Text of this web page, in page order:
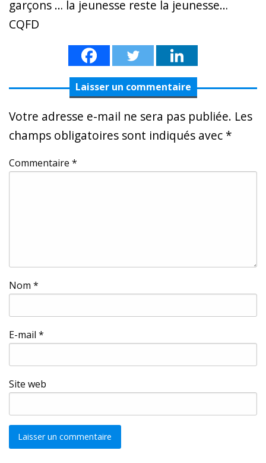
garçons … la jeunesse reste la jeunesse…
CQFD
Laisser un commentaire
Votre adresse e-mail ne sera pas publiée. Les
champs obligatoires sont indiqués avec *
Commentaire *
Nom *
E-mail *
Site web